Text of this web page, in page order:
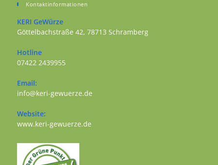
Kontaktinformationen
KERI GeWürze
Göttelbachstraße 42, 78713 Schramberg
Hotline
07422 2439955
Email:
info@keri-gewuerze.de
Website:
www.keri-gewuerze.de